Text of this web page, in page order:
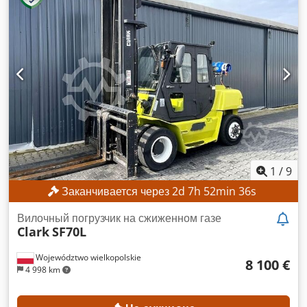
Минимальная цена отсутствует – гарантированная продажа
по самой высокой ставке! ТЕХНИЧЕСКИЕ
ХАРАКТЕРИСТИКИ Грузоподъемность: 1000 кг Высота
подъема: 4735 мм Высота свободного подъема: 1614 мм
Общая высота: 2120 мм Dsdpfx Anozrgc Teljwa
ХАРАКТЕРИСТИКИ ОБОРУДОВАНИЯ Тип мачты: Триплекс
Тип двигателя: Электрический Класс по ISO: 2 (1000–2500
кг) Напряжение аккумулятора: 24 В Наработка: 8786 ч
КОМПЛЕКТАЦИЯ Боковой сдвиг Внешний идентификатор:
SL14355SP
1 /9
Заканчивается через2d 7h 52min 33s
Województwo wielkopolskie
4 998 km
Вилочный погрузчик на сжиженном газе
ClarkSF70L
8 100 €